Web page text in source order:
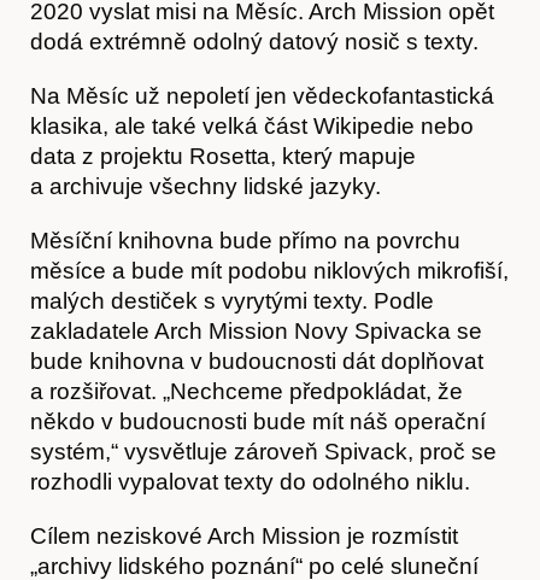
Časopis
Hostcast
2020 vyslat misi na Měsíc. Arch Mission opět
dodá extrémně odolný datový nosič s texty.
Na Měsíc už nepoletí jen vědeckofantastická
klasika, ale také velká část Wikipedie nebo
data z projektu Rosetta, který mapuje
a archivuje všechny lidské jazyky.
Měsíční knihovna bude přímo na povrchu
měsíce a bude mít podobu niklových mikrofiší,
malých destiček s vyrytými texty. Podle
zakladatele Arch Mission Novy Spivacka se
bude knihovna v budoucnosti dát doplňovat
a rozšiřovat. „Nechceme předpokládat, že
někdo v budoucnosti bude mít náš operační
systém,“ vysvětluje zároveň Spivack, proč se
rozhodli vypalovat texty do odolného niklu.
Cílem neziskové Arch Mission je rozmístit
„archivy lidského poznání“ po celé sluneční